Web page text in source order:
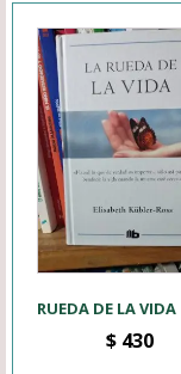
RUEDA DE LA VIDA
$430